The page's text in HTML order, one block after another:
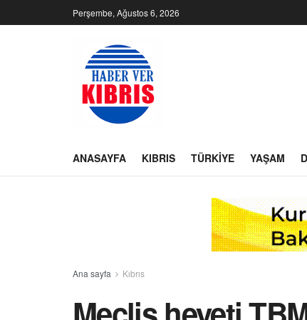
Perşembe, Ağustos 6, 2026
ANASAYFA KIBRIS TÜRKIYE YAŞAM
Ana sayfa Kıbrıs